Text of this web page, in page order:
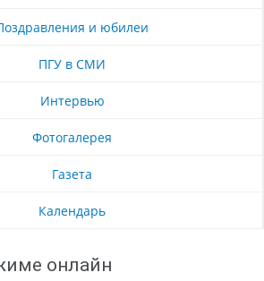
и юбилеи
ПГУ в СМИ
Интервью
Фотогалерея
Газета
Календарь
онлайн